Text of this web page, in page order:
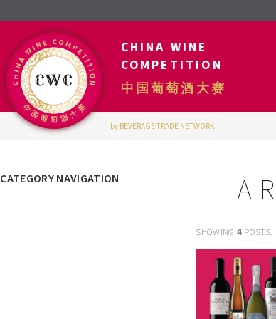
CHINA WINE
COMPETITION
中国葡萄酒大赛
by BEVERAGE TRADE NETWORK
CATEGORY NAVIGATION
SHOWING 4 POSTS.